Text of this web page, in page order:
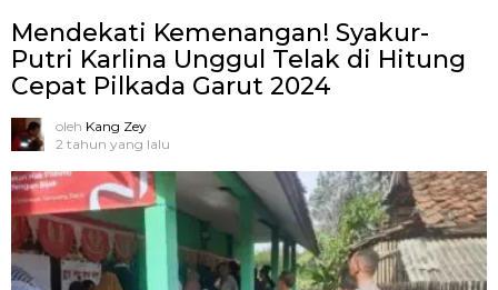
Mendekati Kemenangan! Syakur-
Putri Karlina Unggul Telak di Hitung
Cepat Pilkada Garut 2024
oleh Kang Zey
2 tahun yang lalu